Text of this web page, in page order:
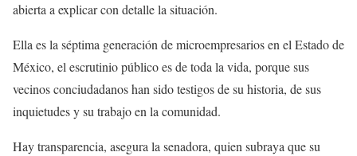
abierta a explicar con detalle la situación.
Ella es la séptima generación de microempresarios en el Estado de
México, el escrutinio público es de toda la vida, porque sus
vecinos conciudadanos han sido testigos de su historia, de sus
inquietudes y su trabajo en la comunidad.
Hay transparencia, asegura la senadora, quien subraya que su